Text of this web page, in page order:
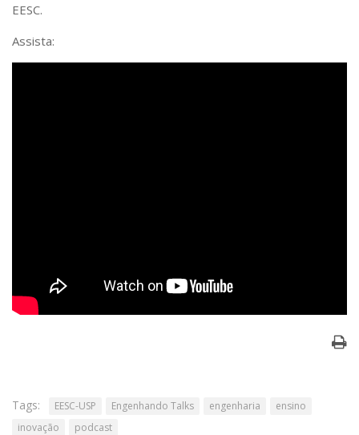
EESC.
Assista:
Tags: EESC-USP Engenhando Talks engenharia
ensino
inovação
podcast